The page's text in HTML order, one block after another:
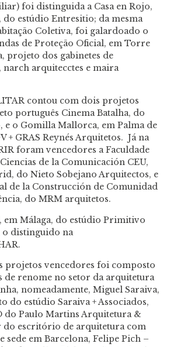
foi distinguida a Casa en Rojo,
do estúdio Entresitio; da mesma
Coletiva, foi galardoado o
de Proteção Oficial, em Torre
projeto dos gabinetes de
narch arquitecctes e maira
contou com dois projetos
português Cinema Batalha, do
e o Gomilla Mallorca, em Palma de
+ GRAS Reynés Arquitetos. Já na
foram vencedores a Faculdade
de la Comunicación CEU,
do Nieto Sobejano Arquitectos, e
de la Construcción de Comunidad
do MRM arquitetos.
em Málaga, do estúdio Primitivo
distinguido na
.
projetos vencedores foi composto
de renome no setor da arquitetura
nomeadamente, Miguel Saraiva,
do estúdio Saraiva + Associados,
do Paulo Martins Arquitetura &
do escritório de arquitetura com
em Barcelona, Felipe Pich –